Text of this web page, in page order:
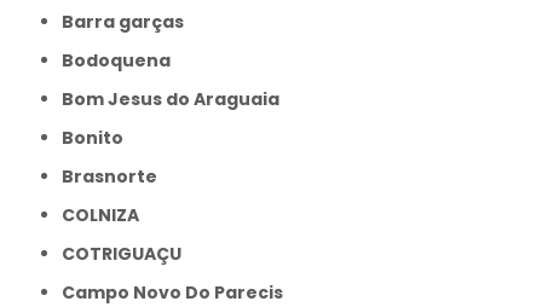
Barra garças
Bodoquena
Bom Jesus do Araguaia
Bonito
Brasnorte
COLNIZA
COTRIGUAÇU
Campo Novo Do Parecis